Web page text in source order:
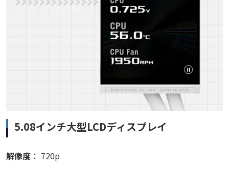
5.08インチ大型LCDディスプレイ
解像度 ： 720p